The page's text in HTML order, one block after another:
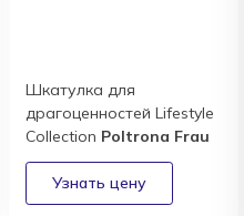
Шкатулка для
драгоценностей Lifestyle
Collection Poltrona Frau